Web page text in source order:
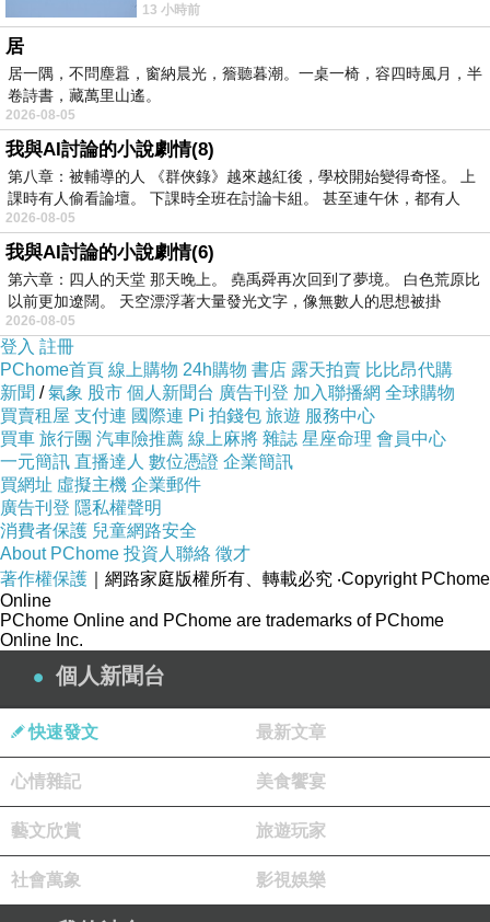
不然就只能
從公車站走上一個小時
才到的了
/
久違的四十分鐘的
等車時間
等到崽崽我
站在站牌下
思考人生意義
還能拍下照片PO臉書
懷念從前
/
晃啊晃的
晃到連要打字回覆阿姨
都會選到別的字
刪刪改改的
到站了
又走一段路
抵達
我們開了一條又新又活的路從幔子經過
13 小時前
居
居一隅，不問塵囂，窗納晨光，簷聽暮潮。一桌一椅，容四時風月，半
卷詩書，藏萬里山遙。
2026-08-05
我與AI討論的小說劇情(8)
第八章：被輔導的人 《群俠錄》越來越紅後，學校開始變得奇怪。 上
課時有人偷看論壇。 下課時全班在討論卡組。 甚至連午休，都有人
2026-08-05
我與AI討論的小說劇情(6)
第六章：四人的天堂 那天晚上。 堯禹舜再次回到了夢境。 白色荒原比
以前更加遼闊。 天空漂浮著大量發光文字，像無數人的思想被掛
2026-08-05
登入 註冊
PChome首頁 線上購物 24h購物 書店 露天拍賣 比比昂代購
新聞 /氣象 股市 個人新聞台 廣告刊登 加入聯播網 全球購物
買賣租屋 支付連 國際連 Pi 拍錢包 旅遊 服務中心
買車 旅行團 汽車險推薦 線上麻將 雜誌 星座命理 會員中心
一元簡訊 直播達人 數位憑證 企業簡訊
買網址 虛擬主機 企業郵件
廣告刊登 隱私權聲明
消費者保護 兒童網路安全
About PChome 投資人聯絡 徵才
著作權保護 ｜網路家庭版權所有、轉載必究 ‧Copyright PChome
Online
PChome Online and PChome are trademarks of PChome
Online Inc.
個人新聞台
快速發文 最新文章
心情雜記 美食饗宴
藝文欣賞 旅遊玩家
社會萬象 影視娛樂